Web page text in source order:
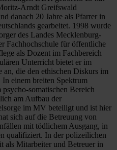
Arndt Greifswald
danach 20 Jahre als Pfarrer in
gearbeitet. 1998 wurde
des Landes Mecklenburg-
Fachhochschule für öffentliche
als Dozent im Fachbereich
Unterricht bietet er im
die den ethischen Diskurs im
einem breiten Spektrum
somatischen Bereich
am Aufbau der
im MV beteiligt und ist hier
sich auf die Betreuung von
mit tödlichem Ausgang, in
qualifiziert. In der polizeilichen
als Mitarbeiter und Betreuer in